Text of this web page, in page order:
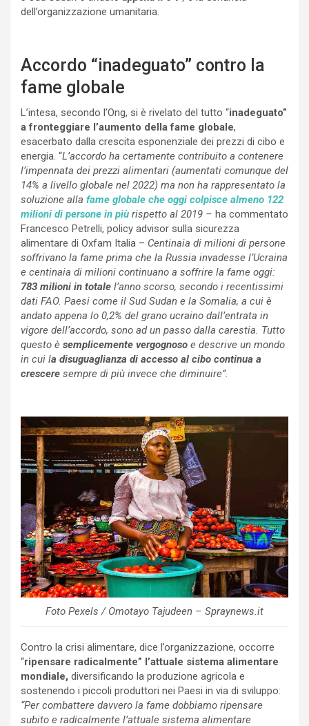
dell’organizzazione umanitaria.
Accordo “inadeguato” contro la
fame globale
L’intesa, secondo l’Ong, si è rivelato del tutto “inadeguato”
a fronteggiare l’aumento della fame globale,
esacerbato dalla crescita esponenziale dei prezzi di cibo e
energia. “L’accordo ha certamente contribuito a contenere
l’impennata dei prezzi alimentari (aumentati comunque del
14% a livello globale nel 2022) ma non ha rappresentato la
soluzione alla fame globale che oggi colpisce almeno 122
milioni di persone in più rispetto al 2019 – ha commentato
Francesco Petrelli, policy advisor sulla sicurezza
alimentare di Oxfam Italia – Centinaia di milioni di persone
soffrivano la fame prima che la Russia invadesse l’Ucraina
e centinaia di milioni continuano a soffrire la fame oggi:
783 milioni in totale l’anno scorso, secondo i recentissimi
dati FAO. Paesi come il Sud Sudan e la Somalia, a cui è
andato appena lo 0,2% del grano ucraino dall’entrata in
vigore dell’accordo, sono ad un passo dalla carestia. Tutto
questo è semplicemente vergognoso e descrive un mondo
in cui la disuguaglianza di accesso al cibo continua a
crescere sempre di più invece che diminuire”.
Foto Pexels / Omotayo Tajudeen – Spraynews.it
Contro la crisi alimentare, dice l’organizzazione, occorre
“ripensare radicalmente” l’attuale sistema alimentare
mondiale, diversificando la produzione agricola e
sostenendo i piccoli produttori nei Paesi in via di sviluppo:
“Per combattere davvero la fame dobbiamo ripensare
subito e radicalmente l’attuale sistema alimentare